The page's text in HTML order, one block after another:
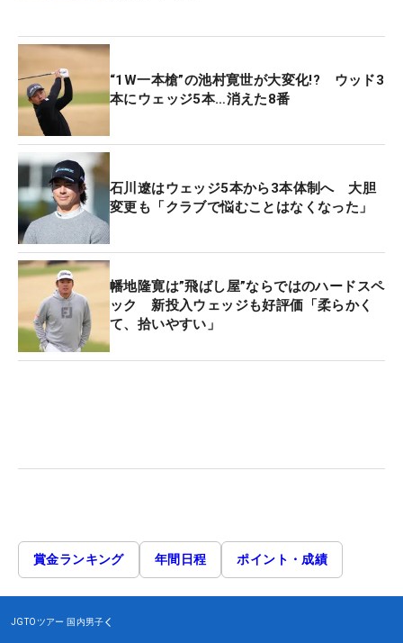
“1W一本槍”の池村寛世が大変化!? ウッド3
本にウェッジ5本…消えた8番
石川遼はウェッジ5本から3本体制へ 大胆
変更も「クラブで悩むことはなくなった」
幡地隆寛は”飛ばし屋”ならではのハードスペ
ック 新投入ウェッジも好評価「柔らかく
て、拾いやすい」
賞金ランキング 年間日程 ポイント・成績
JGTOツアー 国内男子